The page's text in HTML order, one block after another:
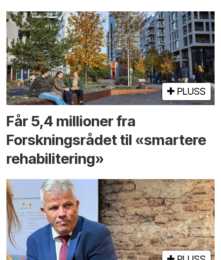
PLUSS
Får 5,4 millioner fra
Forskningsrådet til «smartere
rehabilitering»